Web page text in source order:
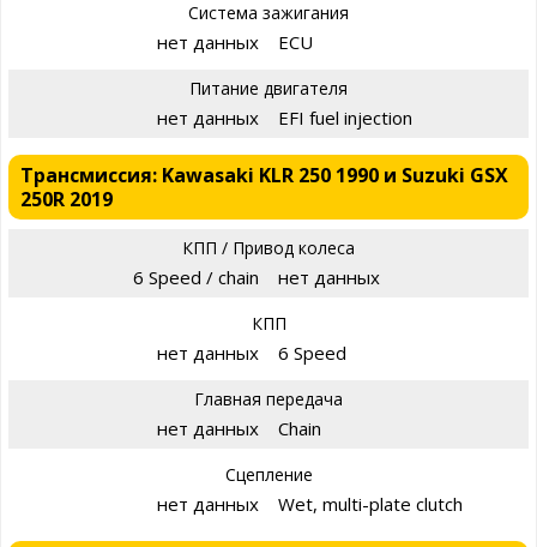
Система зажигания
нет данных ECU
Питание двигателя
нет данных EFI fuel injection
Трансмиссия: Kawasaki KLR 250 1990 и Suzuki GSX
250R 2019
КПП / Привод колеса
6 Speed / chain нет данных
КПП
нет данных 6 Speed
Главная передача
нет данных Chain
Сцепление
нет данных Wet, multi-plate clutch